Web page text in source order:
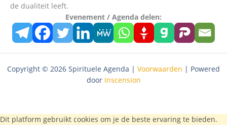
de dualiteit leeft.
Evenement / Agenda delen:
Copyright © 2026 Spirituele Agenda | Voorwaarden | Powered
door Inscension
Dit platform gebruikt cookies om je de beste ervaring te bieden.